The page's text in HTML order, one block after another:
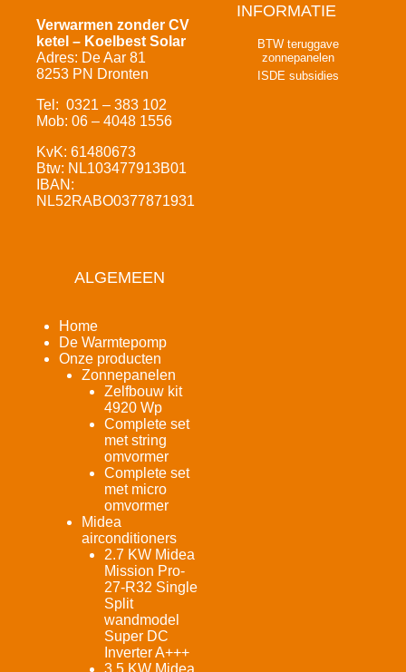
Verwarmen zonder CV
ketel – Koelbest Solar
Adres: De Aar 81
8253 PN Dronten
Tel: 0321 – 383 102
Mob: 06 – 4048 1556
KvK: 61480673
Btw: NL103477913B01
IBAN:
NL52RABO0377871931
INFORMATIE
BTW teruggave
zonnepanelen
ISDE subsidies
ALGEMEEN
Home
De Warmtepomp
Onze producten
Zonnepanelen
Zelfbouw kit
4920 Wp
Complete set
met string
omvormer
Complete set
met micro
omvormer
Midea
airconditioners
2.7 KW Midea
Mission Pro-
27-R32 Single
Split
wandmodel
Super DC
Inverter A+++
3.5 KW Midea